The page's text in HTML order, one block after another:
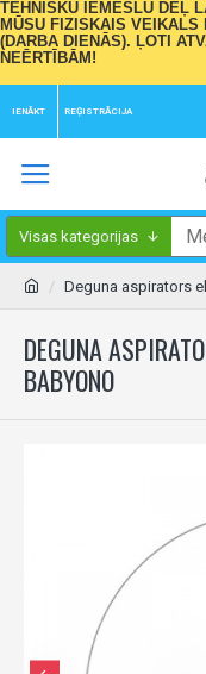
TEHNISKU IEMESLU DĒĻ
MŪSU FIZISKAIS VEIKALS
(DARBA DIENĀS). ĻOTI
NEĒRTĪBĀM!
IENĀKT REĢISTRĀCIJA
Visas kategorijas
Deguna aspirators
DEGUNA
BABYONO